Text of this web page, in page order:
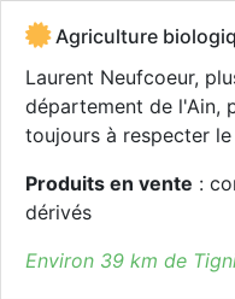
Agriculture
Laurent Neufcoeur,
département de l'Ain,
toujours à respecter
Produits en vente :
dérivés
Environ 39 km de